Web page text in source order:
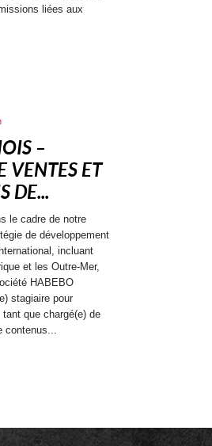
liées aux
–
VENTES ET
DE...
le cadre de notre
de développement
incluant
et les Outre-Mer,
HABEBO
stagiaire pour
que chargé(e) de
contenus...